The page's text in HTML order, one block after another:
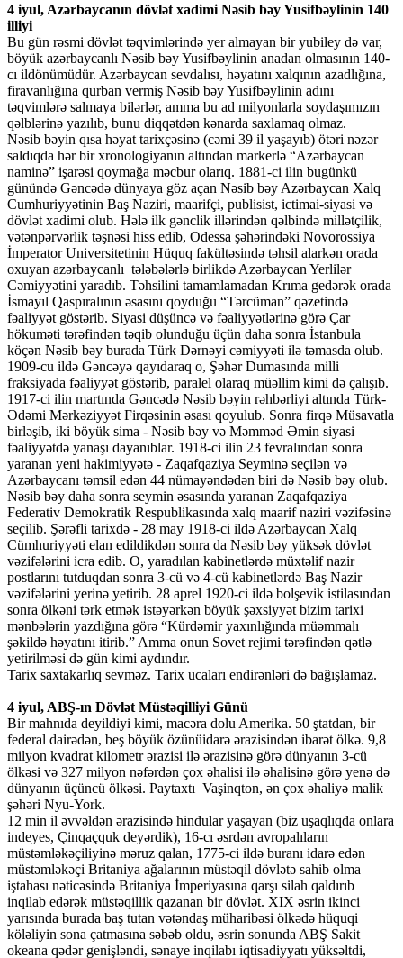
4 iyul, Azərbaycanın dövlət xadimi Nəsib bəy Yusifbəylinin 140
illiyi
Bu gün rəsmi dövlət təqvimlərində yer almayan bir yubiley də var,
böyük azərbaycanlı Nəsib bəy Yusifbəylinin anadan olmasının 140-
cı ildönümüdür. Azərbaycan sevdalısı, həyatını xalqının azadlığına,
firavanlığına qurban vermiş Nəsib bəy Yusifbəylinin adını
təqvimlərə salmaya bilərlər, amma bu ad milyonlarla soydaşımızın
qəlblərinə yazılıb, bunu diqqətdən kənarda saxlamaq olmaz.
Nəsib bəyin qısa həyat tarixçəsinə (cəmi 39 il yaşayıb) ötəri nəzər
saldıqda hər bir xronologiyanın altından markerlə “Azərbaycan
naminə” işarəsi qoymağa məcbur olarıq. 1881-ci ilin bugünkü
günündə Gəncədə dünyaya göz açan Nəsib bəy Azərbaycan Xalq
Cumhuriyyətinin Baş Naziri, maarifçi, publisist, ictimai-siyasi və
dövlət xadimi olub. Hələ ilk gənclik illərindən qəlbində millətçilik,
vətənpərvərlik təşnəsi hiss edib, Odessa şəhərindəki Novorossiya
İmperator Universitetinin Hüquq fakültəsində təhsil alarkən orada
oxuyan azərbaycanlı tələbələrlə birlikdə Azərbaycan Yerlilər
Cəmiyyətini yaradıb. Təhsilini tamamlamadan Krıma gedərək orada
İsmayıl Qaspıralının əsasını qoyduğu “Tərcüman” qəzetində
fəaliyyət göstərib. Siyasi düşüncə və fəaliyyətlərinə görə Çar
hökuməti tərəfindən təqib olunduğu üçün daha sonra İstanbula
köçən Nəsib bəy burada Türk Dərnəyi cəmiyyəti ilə təmasda olub.
1909-cu ildə Gəncəyə qayıdaraq o, Şəhər Dumasında milli
fraksiyada fəaliyyət göstərib, paralel olaraq müəllim kimi də çalışıb.
1917-ci ilin martında Gəncədə Nəsib bəyin rəhbərliyi altında Türk-
Ədəmi Mərkəziyyət Firqəsinin əsası qoyulub. Sonra firqə Müsavatla
birləşib, iki böyük sima - Nəsib bəy və Məmməd Əmin siyasi
fəaliyyətdə yanaşı dayanıblar. 1918-ci ilin 23 fevralından sonra
yaranan yeni hakimiyyətə - Zaqafqaziya Seyminə seçilən və
Azərbaycanı təmsil edən 44 nümayəndədən biri də Nəsib bəy olub.
Nəsib bəy daha sonra seymin əsasında yaranan Zaqafqaziya
Federativ Demokratik Respublikasında xalq maarif naziri vəzifəsinə
seçilib. Şərəfli tarixdə - 28 may 1918-ci ildə Azərbaycan Xalq
Cümhuriyyəti elan edildikdən sonra da Nəsib bəy yüksək dövlət
vəzifələrini icra edib. O, yaradılan kabinetlərdə müxtəlif nazir
postlarını tutduqdan sonra 3-cü və 4-cü kabinetlərdə Baş Nazir
vəzifələrini yerinə yetirib. 28 aprel 1920-ci ildə bolşevik istilasından
sonra ölkəni tərk etmək istəyərkən böyük şəxsiyyət bizim tarixi
mənbələrin yazdığına görə “Kürdəmir yaxınlığında müəmmalı
şəkildə həyatını itirib.” Amma onun Sovet rejimi tərəfindən qətlə
yetirilməsi də gün kimi aydındır.
Tarix saxtakarlıq sevməz. Tarix ucaları endirənləri də bağışlamaz.
4 iyul, ABŞ-ın Dövlət Müstəqilliyi Günü
Bir mahnıda deyildiyi kimi, macəra dolu Amerika. 50 ştatdan, bir
federal dairədən, beş böyük özünüidarə ərazisindən ibarət ölkə. 9,8
milyon kvadrat kilometr ərazisi ilə ərazisinə görə dünyanın 3-cü
ölkəsi və 327 milyon nəfərdən çox əhalisi ilə əhalisinə görə yenə də
dünyanın üçüncü ölkəsi. Paytaxtı Vaşinqton, ən çox əhaliyə malik
şəhəri Nyu-York.
12 min il əvvəldən ərazisində hindular yaşayan (biz uşaqlıqda onlara
indeyes, Çinqaçquk deyərdik), 16-cı əsrdən avropalıların
müstəmləkəçiliyinə məruz qalan, 1775-ci ildə buranı idarə edən
müstəmləkəçi Britaniya ağalarının müstəqil dövlətə sahib olma
iştahası nəticəsində Britaniya İmperiyasına qarşı silah qaldırıb
inqilab edərək müstəqillik qazanan bir dövlət. XIX əsrin ikinci
yarısında burada baş tutan vətəndaş müharibəsi ölkədə hüquqi
köləliyin sona çatmasına səbəb oldu, əsrin sonunda ABŞ Sakit
okeana qədər genişləndi, sənaye inqilabı iqtisadiyyatı yüksəltdi,